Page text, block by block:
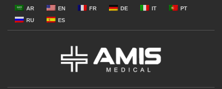
AR EN FR DE IT
PT
RU
ES